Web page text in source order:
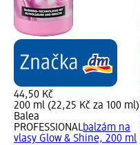
44,50 Kč
200 ml (22,25 Kč za 100 ml)
Balea
PROFESSIONALbalzám na
vlasy Glow & Shine, 200 ml